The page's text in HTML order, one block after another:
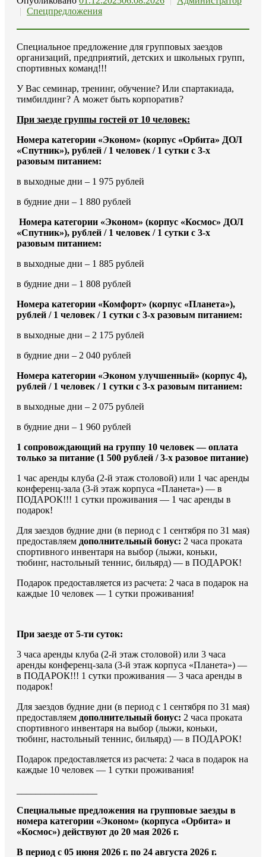
| Спецпредложения
Специальное предложение для групповых заездов
организаций, предприятий, детских и школьных групп,
спортивных команд!!!
У Вас семинар, тренинг, обучение? Или спартакиада,
тимбилдинг? А может быть корпоратив?
При заезде группы гостей от 10 человек:
Номера категории «Эконом» (корпус «Орбита» ДОЛ
«Спутник»), рублей / 1 человек / 1 сутки с 3-х
разовым питанием:
в выходные дни – 1 975 рублей
в будние дни – 1 880 рублей
Номера категории «Эконом» (корпус «Космос» ДОЛ
«Спутник»), рублей / 1 человек / 1 сутки с 3-х
разовым питанием:
в выходные дни – 1 885 рублей
в будние дни – 1 808 рублей
Номера категории «Комфорт» (корпус «Планета»),
рублей / 1 человек / 1 сутки с 3-х разовым питанием:
в выходные дни – 2 175 рублей
в будние дни – 2 040 рублей
Номера категории «Эконом улучшенный» (корпус 4),
рублей / 1 человек / 1 сутки с 3-х разовым питанием:
в выходные дни – 2 075 рублей
в будние дни – 1 960 рублей
1 сопровождающий на группу 10 человек — оплата
только за питание (1 500 рублей / 3-х разовое питание)
1 час аренды клуба (2-й этаж столовой) или 1 час аренды
конференц-зала (3-й этаж корпуса «Планета») — в
ПОДАРОК!!! 1 сутки проживания — 1 час аренды в
подарок!
Для заездов будние дни (в период с 1 сентября по 31 мая)
предоставляем дополнительный бонус: 2 часа проката
спортивного инвентаря на выбор (лыжи, коньки,
тюбинг, настольный теннис, бильярд) — в ПОДАРОК!
Подарок предоставляется из расчета: 2 часа в подарок на
каждые 10 человек — 1 сутки проживания!
При заезде от 5-ти суток:
3 часа аренды клуба (2-й этаж столовой) или 3 часа
аренды конференц-зала (3-й этаж корпуса «Планета») —
в ПОДАРОК!!! 1 сутки проживания — 3 часа аренды в
подарок!
Для заездов будние дни (в период с 1 сентября по 31 мая)
предоставляем дополнительный бонус: 2 часа проката
спортивного инвентаря на выбор (лыжи, коньки,
тюбинг, настольный теннис, бильярд) — в ПОДАРОК!
Подарок предоставляется из расчета: 2 часа в подарок на
каждые 10 человек — 1 сутки проживания!
Специальные предложения на групповые заезды в
номера категории «Эконом» (корпуса «Орбита» и
«Космос») действуют до 20 мая 2026 г.
В период с 05 июня 2026 г. по 24 августа 2026 г.